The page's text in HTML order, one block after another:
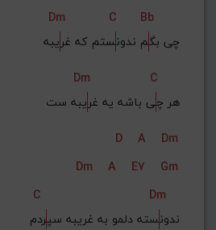
Dm
C
Bb
چی بگم ندونستم که غریبه
Dm
C
هر چی باشه یه غریبه ست
D
A
Dm
Dm
A E7
Gm
C
Dm
ندونسته دلمو به غریبه سپردم